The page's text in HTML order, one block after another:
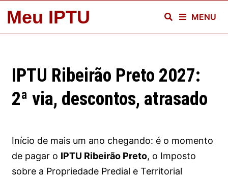
content
Meu IPTU MENU
IPTU Ribeirão Preto 2027:
2ª via, descontos, atrasado
Início de mais um ano chegando: é o momento
de pagar o IPTU Ribeirão Preto, o Imposto
sobre a Propriedade Predial e Territorial